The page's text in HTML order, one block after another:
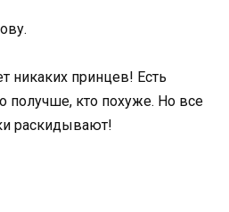
никаких принцев! Есть
кто похуже. Но все
раскидывают!